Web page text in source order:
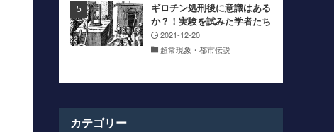
ギロチン処刑後に意識はある
か？！実験を試みた学者たち
2021-12-20
超常現象・都市伝説
カテゴリー